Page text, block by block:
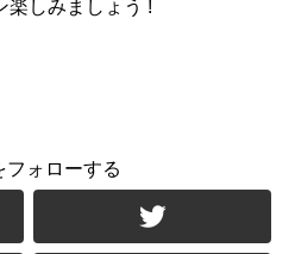
楽しみましょう !
フォローする